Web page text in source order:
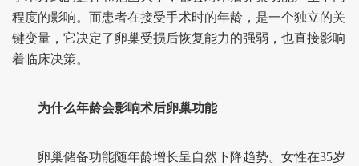
程度的影响。而患者在接受手术时的年龄，是一个独立的关
键变量，它决定了卵巢受损后恢复能力的强弱，也直接影响
着临床决策。
为什么年龄会影响术后卵巢功能
卵巢储备功能随年龄增长呈自然下降趋势。女性在35岁